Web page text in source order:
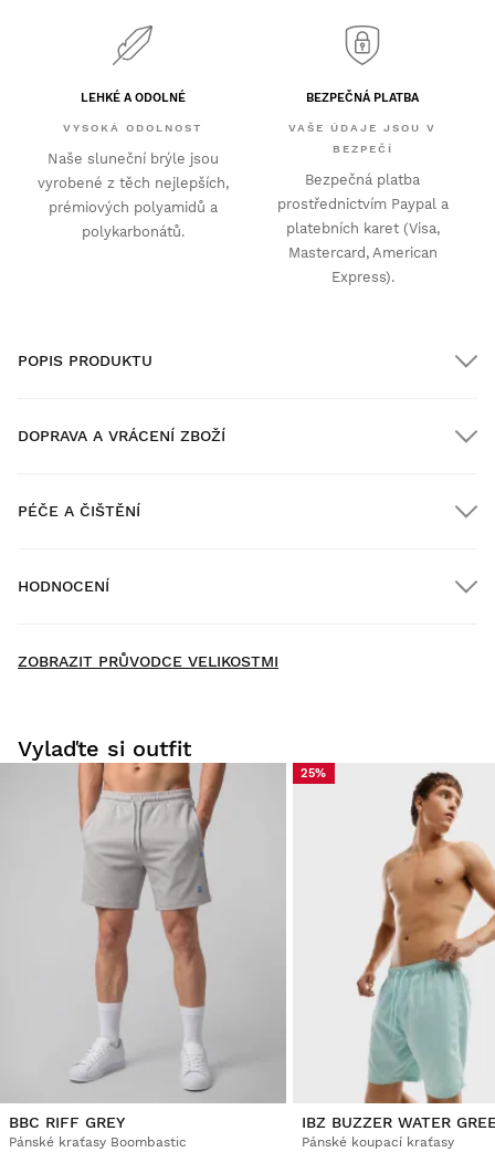
LEHKÉ A ODOLNÉ
VYSOKÁ ODOLNOST
Naše sluneční brýle jsou
vyrobené z těch nejlepších,
prémiových polyamidů a
polykarbonátů.
BEZPEČNÁ PLATBA
VAŠE ÚDAJE JSOU V
BEZPEČÍ
Bezpečná platba
prostřednictvím Paypal a
platebních karet (Visa,
Mastercard, American
Express).
POPIS PRODUKTU
DOPRAVA A VRÁCENÍ ZBOŽÍ
Doručení domů nad $300.00
Vyzkoušejte si naše produkty v pohodlí domova. Na vrácení
zboží máte 30 dní od doručení.
Z vašeho uživatelského účtu můžete jednoduše a rychle
vrátit produkty z vaší objednávky.
Vrácení peněz původní platební metodou Od $9.95
PÉČE A ČIŠTĚNÍ
HODNOCENÍ
ZOBRAZIT PRŮVODCE VELIKOSTMI
Vylaďte si outfit
BBC RIFF GREY
Pánské kraťasy Boombastic
25%
IBZ BUZZER WATER
Pánské koupací kraťasy